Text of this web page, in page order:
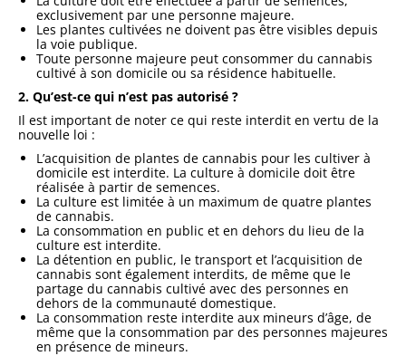
exclusivement par une personne majeure.
Les plantes cultivées ne doivent pas être visibles depuis
la voie publique.
Toute personne majeure peut consommer du cannabis
cultivé à son domicile ou sa résidence habituelle.
2. Qu’est-ce qui n’est pas autorisé ?
Il est important de noter ce qui reste interdit en vertu de la
nouvelle loi :
L’acquisition de plantes de cannabis pour les cultiver à
domicile est interdite. La culture à domicile doit être
réalisée à partir de semences.
La culture est limitée à un maximum de quatre plantes
de cannabis.
La consommation en public et en dehors du lieu de la
culture est interdite.
La détention en public, le transport et l’acquisition de
cannabis sont également interdits, de même que le
partage du cannabis cultivé avec des personnes en
dehors de la communauté domestique.
La consommation reste interdite aux mineurs d’âge, de
même que la consommation par des personnes majeures
en présence de mineurs.